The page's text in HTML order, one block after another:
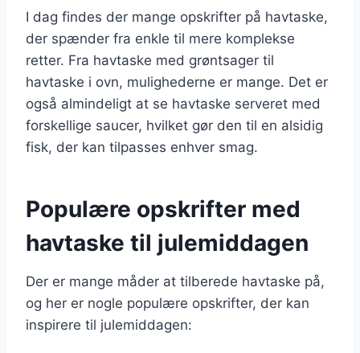
I dag findes der mange opskrifter på havtaske,
der spænder fra enkle til mere komplekse
retter. Fra havtaske med grøntsager til
havtaske i ovn, mulighederne er mange. Det er
også almindeligt at se havtaske serveret med
forskellige saucer, hvilket gør den til en alsidig
fisk, der kan tilpasses enhver smag.
Populære opskrifter med
havtaske til julemiddagen
Der er mange måder at tilberede havtaske på,
og her er nogle populære opskrifter, der kan
inspirere til julemiddagen: